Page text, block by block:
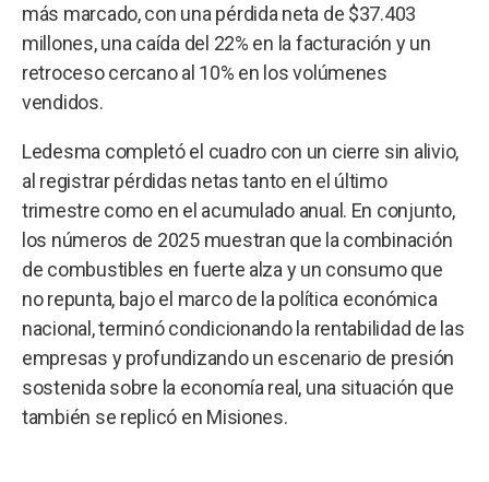
más marcado, con una pérdida neta de $37.403
millones, una caída del 22% en la facturación y un
retroceso cercano al 10% en los volúmenes
vendidos.
Ledesma completó el cuadro con un cierre sin alivio,
al registrar pérdidas netas tanto en el último
trimestre como en el acumulado anual. En conjunto,
los números de 2025 muestran que la combinación
de combustibles en fuerte alza y un consumo que
no repunta, bajo el marco de la política económica
nacional, terminó condicionando la rentabilidad de las
empresas y profundizando un escenario de presión
sostenida sobre la economía real, una situación que
también se replicó en Misiones.